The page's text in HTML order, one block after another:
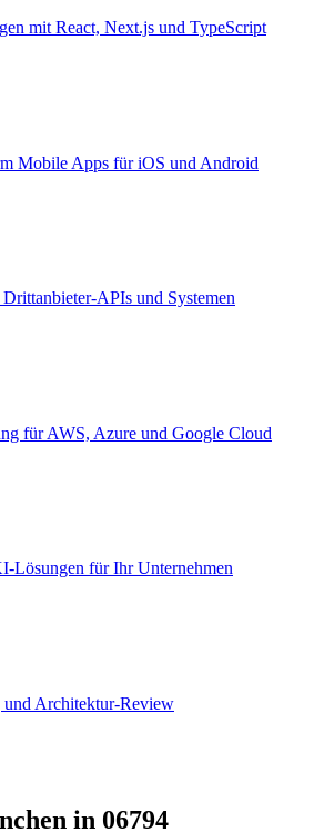
mit React, Next.js und TypeScript
Mobile Apps für iOS und Android
APIs und Systemen
für AWS, Azure und Google Cloud
Lösungen für Ihr Unternehmen
und Architektur-Review
in 06794